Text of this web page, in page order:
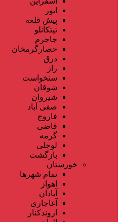
ایور
پیش قلعه
تیتکانلو
جاجرم
حصارگرمخان
درق
راز
سنخواست
شوقان
شیروان
صفی آباد
فاروج
قاضی
گرمه
لوجلی
بازگشت
خوزستان
تمام شهر‌ها
اهواز
آبادان
آغاجاری
اروندکنار